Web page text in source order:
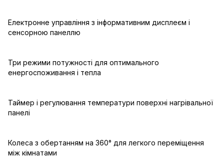
Електронне управління з інформативним дисплеєм і
сенсорною панеллю
Три режими потужності для оптимального
енергоспоживання і тепла
Таймер і регулювання температури поверхні нагрівальної
панелі
Колеса з обертанням на 360° для легкого переміщення
між кімнатами